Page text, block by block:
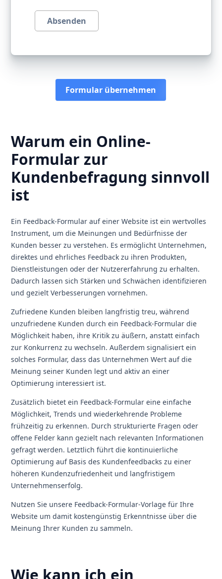
Absenden
Formular übernehmen
Warum ein Online-
Formular zur
Kundenbefragung sinnvoll
ist
Ein Feedback-Formular auf einer Website ist ein wertvolles
Instrument, um die Meinungen und Bedürfnisse der
Kunden besser zu verstehen. Es ermöglicht Unternehmen,
direktes und ehrliches Feedback zu ihren Produkten,
Dienstleistungen oder der Nutzererfahrung zu erhalten.
Dadurch lassen sich Stärken und Schwächen identifizieren
und gezielt Verbesserungen vornehmen.
Zufriedene Kunden bleiben langfristig treu, während
unzufriedene Kunden durch ein Feedback-Formular die
Möglichkeit haben, ihre Kritik zu äußern, anstatt einfach
zur Konkurrenz zu wechseln. Außerdem signalisiert ein
solches Formular, dass das Unternehmen Wert auf die
Meinung seiner Kunden legt und aktiv an einer
Optimierung interessiert ist.
Zusätzlich bietet ein Feedback-Formular eine einfache
Möglichkeit, Trends und wiederkehrende Probleme
frühzeitig zu erkennen. Durch strukturierte Fragen oder
offene Felder kann gezielt nach relevanten Informationen
gefragt werden. Letztlich führt die kontinuierliche
Optimierung auf Basis des Kundenfeedbacks zu einer
höheren Kundenzufriedenheit und langfristigem
Unternehmenserfolg.
Nutzen Sie unsere Feedback-Formular-Vorlage für Ihre
Website um damit kostengünstig Erkenntnisse über die
Meinung Ihrer Kunden zu sammeln.
Wie kann ich ein